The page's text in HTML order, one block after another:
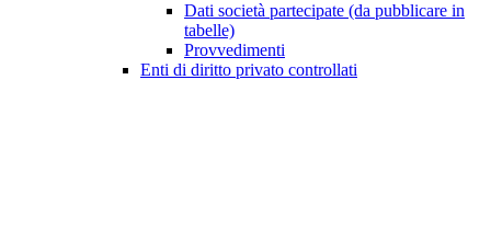
Dati società partecipate (da pubblicare in
tabelle)
Provvedimenti
Enti di diritto privato controllati